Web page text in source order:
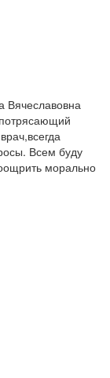
Вячеславовна
Всем буду
морально